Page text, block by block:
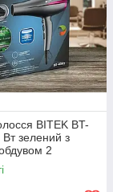
BITEK BT-
зелений з
2
температурні
корпус